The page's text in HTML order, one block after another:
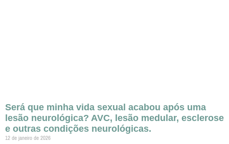
Será que minha vida sexual acabou após uma
lesão neurológica? AVC, lesão medular, esclerose
e outras condições neurológicas.
12 de janeiro de 2026